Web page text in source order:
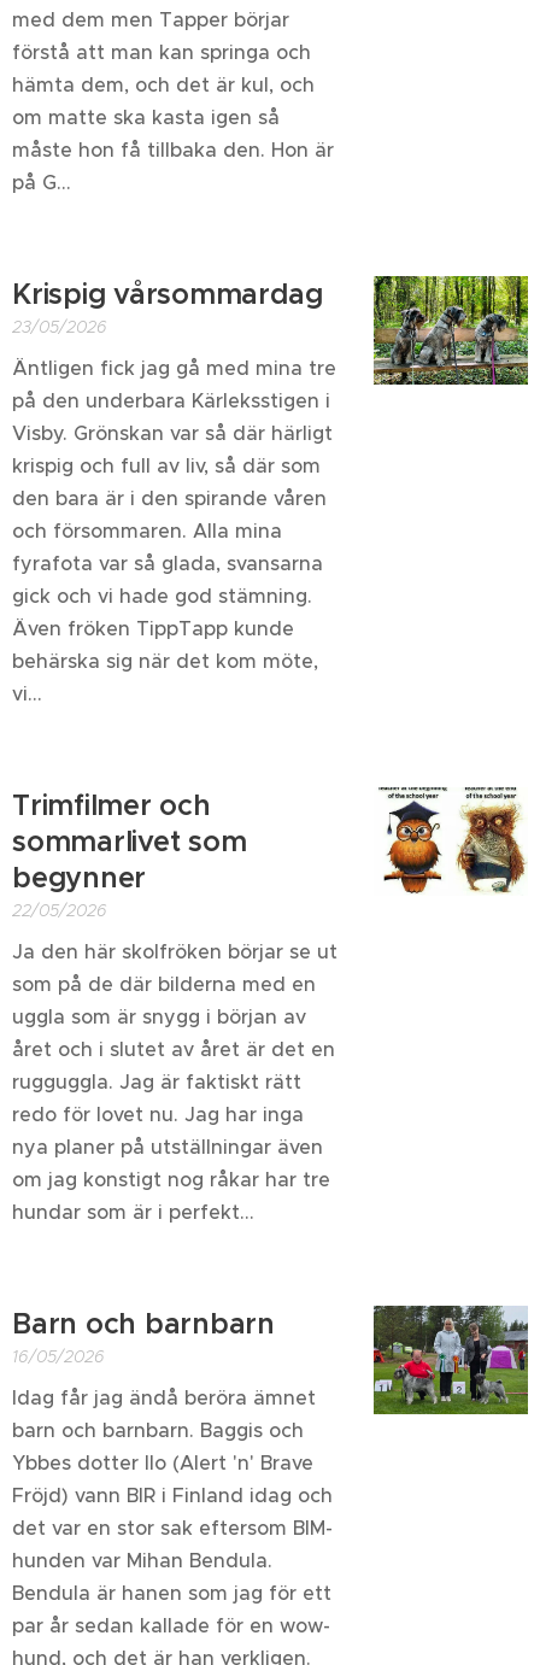
med dem men Tapper börjar
förstå att man kan springa och
hämta dem, och det är kul, och
om matte ska kasta igen så
måste hon få tillbaka den. Hon är
på G...
Krispig vårsommardag
23/05/2026
Äntligen fick jag gå med mina tre
på den underbara Kärleksstigen i
Visby. Grönskan var så där härligt
krispig och full av liv, så där som
den bara är i den spirande våren
och försommaren. Alla mina
fyrafota var så glada, svansarna
gick och vi hade god stämning.
Även fröken TippTapp kunde
behärska sig när det kom möte,
vi...
Trimfilmer och
sommarlivet som
begynner
22/05/2026
Ja den här skolfröken börjar se ut
som på de där bilderna med en
uggla som är snygg i början av
året och i slutet av året är det en
rugguggla. Jag är faktiskt rätt
redo för lovet nu. Jag har inga
nya planer på utställningar även
om jag konstigt nog råkar har tre
hundar som är i perfekt...
Barn och barnbarn
16/05/2026
Idag får jag ändå beröra ämnet
barn och barnbarn. Baggis och
Ybbes dotter Ilo (Alert 'n' Brave
Fröjd) vann BIR i Finland idag och
det var en stor sak eftersom BIM-
hunden var Mihan Bendula.
Bendula är hanen som jag för ett
par år sedan kallade för en wow-
hund, och det är han verkligen.